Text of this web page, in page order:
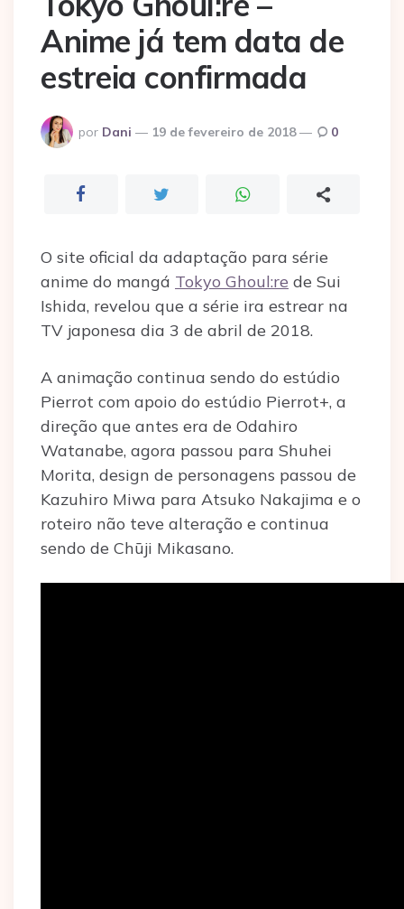
Anime já tem data de
estreia confirmada
Postado
por
por Dani 19 de fevereiro de 2018 0
O site oficial da adaptação para série
anime do mangá Tokyo Ghoul:re de Sui
Ishida, revelou que a série ira estrear na
TV japonesa dia 3 de abril de 2018.
A animação continua sendo do estúdio
Pierrot com apoio do estúdio Pierrot+, a
direção que antes era de Odahiro
Watanabe, agora passou para Shuhei
Morita, design de personagens passou de
Kazuhiro Miwa para Atsuko Nakajima e o
roteiro não teve alteração e continua
sendo de Chūji Mikasano.